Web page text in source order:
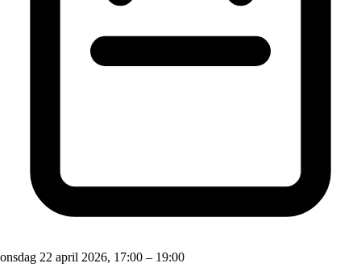
onsdag 22 april 2026, 17:00 – 19:00